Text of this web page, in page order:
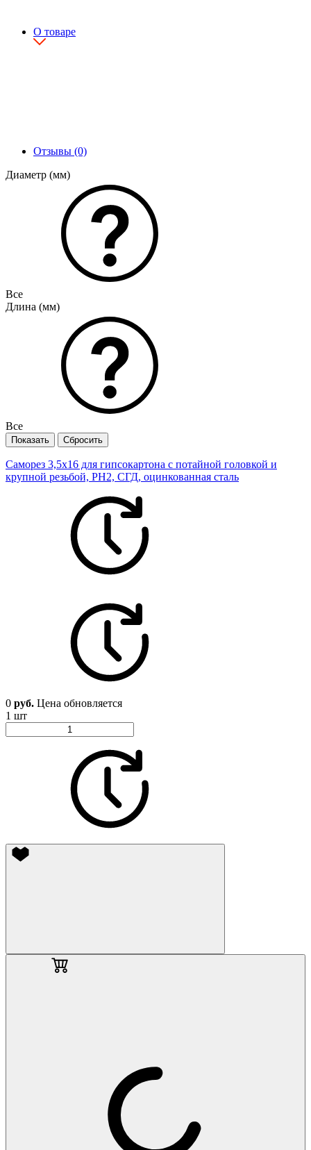
О товаре
Отзывы (0)
Диаметр (мм)
Все
Длина (мм)
Все
Саморез 3,5х16 для гипсокартона с потайной головкой и
крупной резьбой, PH2, СГД, оцинкованная сталь
0 руб. Цена обновляется
1 шт